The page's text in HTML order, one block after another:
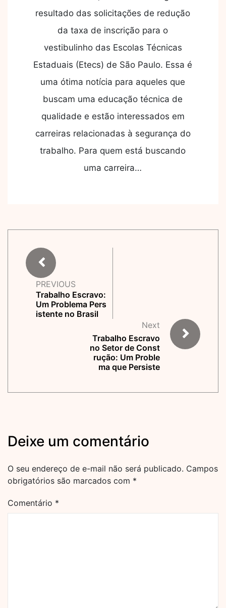
resultado das solicitações de redução
da taxa de inscrição para o
vestibulinho das Escolas Técnicas
Estaduais (Etecs) de São Paulo. Essa é
uma ótima notícia para aqueles que
buscam uma educação técnica de
qualidade e estão interessados em
carreiras relacionadas à segurança do
trabalho. Para quem está buscando
uma carreira…
PREVIOUS
Trabalho Escravo:
Um Problema Pers
istente no Brasil
Next
Trabalho Escravo
no Setor de Const
rução: Um Proble
ma que Persiste
Deixe um comentário
O seu endereço de e-mail não será publicado. Campos
obrigatórios são marcados com *
Comentário *